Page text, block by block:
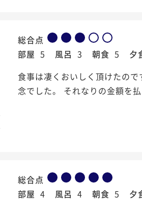
総合点
部屋 5 風呂 3 朝食 5 夕
食事は凄くおいしく頂けたの
念でした。 それなりの金額を
総合点
部屋 4 風呂 4 朝食 5 夕